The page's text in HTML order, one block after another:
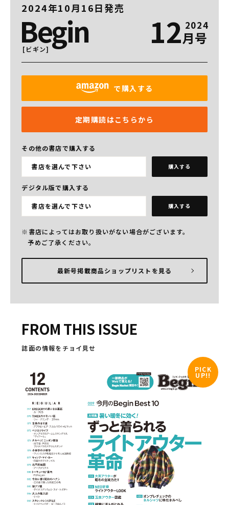
2024年10月16日発売
Begin
[ビギン]
2024
12月号
で購入する
定期購読はこちらから
その他の書店で購入する
書店を選んで下さい 購入する
デジタル版で購入する
書店を選んで下さい 購入する
書店によってはお取り扱いがない場合がございます。
予めご了承ください。
最新号掲載商品ショップリストを見る
FROM THIS ISSUE
誌面の情報をチョイ見せ
PICK
UP!!